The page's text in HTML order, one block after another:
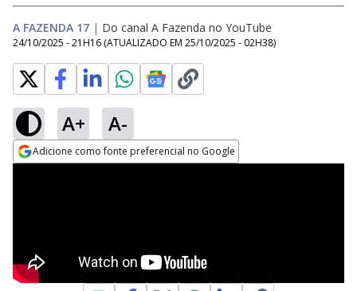
A FAZENDA 17 | Do canal A Fazenda no YouTube
24/10/2025 - 21H16 (ATUALIZADO EM 25/10/2025 - 02H38)
A+ A-
Adicione como fonte preferencial no Google